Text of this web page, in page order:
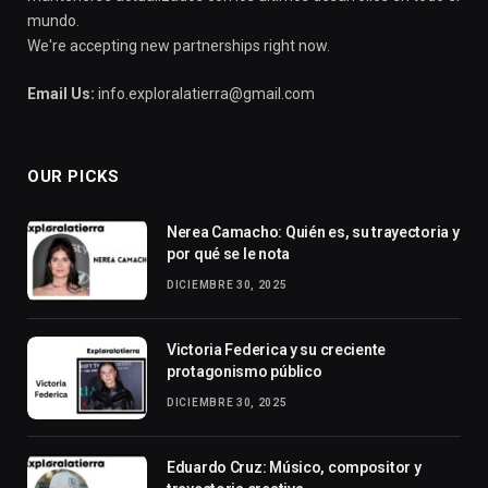
mundo.
We're accepting new partnerships right now.
Email Us: info.exploralatierra@gmail.com
OUR PICKS
Nerea Camacho: Quién es, su trayectoria y
por qué se le nota
DICIEMBRE 30, 2025
Victoria Federica y su creciente
protagonismo público
DICIEMBRE 30, 2025
Eduardo Cruz: Músico, compositor y